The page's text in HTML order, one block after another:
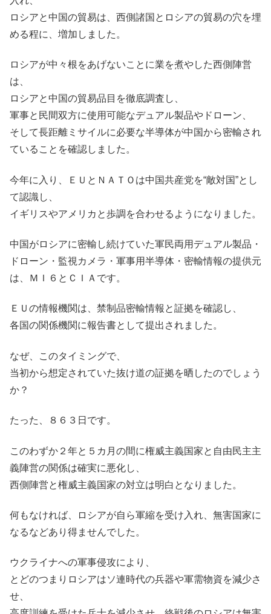
ロシアと中国の貿易は、西側諸国とロシアの貿易の穴を埋
める程に、増加しました。
ロシアが中々根をあげないことに業を煮やした西側陣営
は、
ロシアと中国の貿易品目を徹底調査し、
軍事と民間双方に使用可能なデュアル製品やドローン、
そして長距離ミサイルに必要な半導体が中国から密輸され
ていることを確認しました。
今年に入り、ＥＵとＮＡＴＯは中国共産党を“敵対国”とし
て認識し、
イギリスやアメリカと歩調を合わせるようになりました。
中国がロシアに密輸し続けていた軍民両用デュアル製品・
ドローン・監視カメラ・軍事用半導体・密輸情報の提供元
は、ＭＩ６とＣＩＡです。
ＥＵの情報機関は、禁制品密輸情報と証拠を確認し、
各国の関係機関に報告書として提出されました。
なぜ、このタイミングで、
当初から想定されていた抜け道の証拠を晒したのでしょう
か？
たった、８６３日です。
このわずか２年と５カ月の間に権威主義国家と自由民主主
義陣営の関係は確実に悪化し、
西側陣営と権威主義国家の対立は明白となりました。
何もなければ、ロシアが自ら軍縮を受け入れ、無害国家に
なるなどあり得ませんでした。
ウクライナへの軍事侵攻により、
とどのつまりロシアはソ連時代の兵器や軍需物資を減少さ
せ、